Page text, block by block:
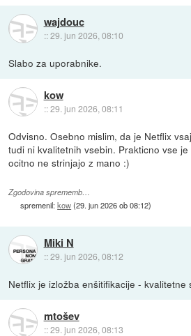
wajdouc
::29. jun 2026, 08:10
Slabo za uporabnike.
kow
::29. jun 2026, 08:11
Odvisno. Osebno mislim, da je Netflix
tudi ni kvalitetnih vsebin. Prakticno vse
ocitno ne strinjajo z mano :)
Zgodovina sprememb…
spremenil:kow(29. jun 2026 ob 08:12)
Miki N
::29. jun 2026, 08:12
Netflix je izložba enšitifikacije -
mtošev
::29. jun 2026, 08:13